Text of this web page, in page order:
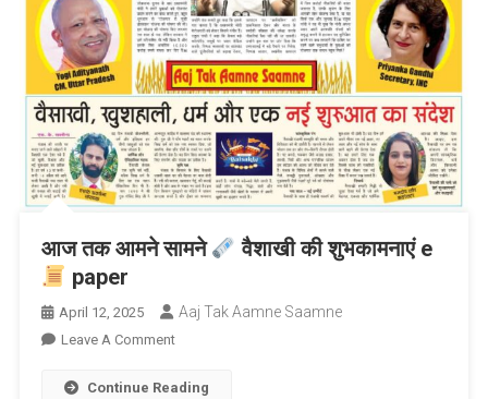
आज तक आमने सामने
वैशाखी की शुभकामनाएं e
paper
April 12, 2025 Aaj Tak Aamne Saamne
Leave A CommentOn
तक
Continue Reading